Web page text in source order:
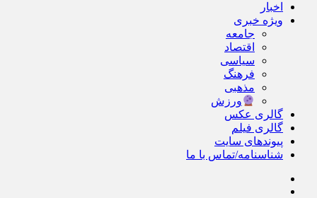
اخبار
ویژه خبری
جامعه
اقتصاد
سیاسی
فرهنگ
مذهبی
ورزش
گالری عکس
گالری فیلم
پیوندهای سایت
شناسنامه/تماس با ما